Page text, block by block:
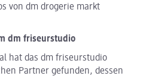
von dm drogerie markt
dm friseurstudio
hat das dm friseurstudio
Partner gefunden, dessen